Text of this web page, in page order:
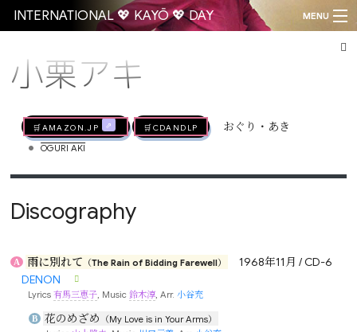
INTERNATIONAL 💖 KAYŌ 💖 DAY MENU
小栗アキ
🛒AMAZON.jp 🛒CDandLP おぐり・あき
• OGURI AKI
Discography
A 雨に別れて （The Rain of Bidding Farewell）
1968年11月 / CD-6
DENON
Lyrics有馬三恵子 , Music鈴木淳 , Arr.小谷充
B 花のめざめ
（My Love is in Your Arms）